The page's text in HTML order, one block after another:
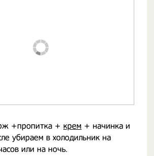
+пропитка + крем + начинка и
убираем в холодильник на
или на ночь.